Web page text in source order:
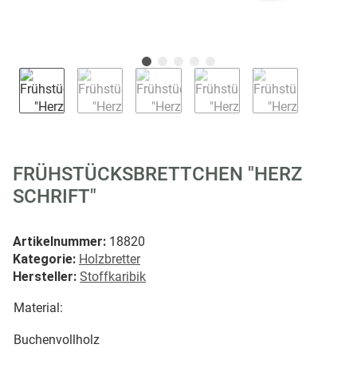
FRÜHSTÜCKSBRETTCHEN "HERZ
SCHRIFT"
Artikelnummer: 18820
Kategorie: Holzbretter
Hersteller: Stoffkaribik
Material:
Buchenvollholz